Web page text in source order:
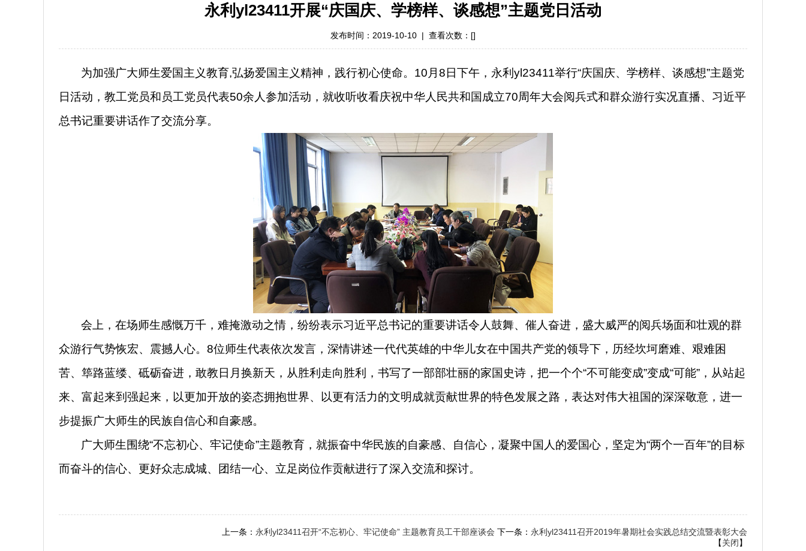
永利yl23411开展“庆国庆、学榜样、谈感想”主题党日活动
发布时间：2019-10-10 | 查看次数：[]
为加强广大师生爱国主义教育,弘扬爱国主义精神，践行初心使命。 10 月8日下午，永利yl23411举行“庆国庆、学榜样、谈感想”主题党
日活动，教工党员和员工党员代表50余人参加活动，就收听收看庆祝中华人民共和国成立70周年大会阅兵式和群众游行实况直播、习近平
总书记重要讲话作了交流分享。
会上，在场师生感慨万千，难掩激动之情，纷纷表示习近平总书记的重要讲话令人鼓舞、催人奋进，盛大威严的阅兵场面和壮观的群
众游行气势恢宏、震撼人心。 8位师生代表依次发言，深情讲述一代代英雄的中华儿女在中国共产党的领导下，历经坎坷磨难、艰难困
苦、筚路蓝缕、砥砺奋进，敢教日月换新天，从胜利走向胜利，书写了一部部壮丽的家国史诗，把一个个“不可能变成”变成“可能”，从站起
来、富起来到强起来，以更加开放的姿态拥抱世界、以更有活力的文明成就贡献世界的特色发展之路，表达对伟大祖国的深深敬意，进一
步提振广大师生的民族自信心和自豪感。
广大师生围绕“不忘初心、牢记使命”主题教育，就振奋中华民族的自豪感、自信心，凝聚中国人的爱国心，坚定为“两个一百年”的目标
而奋斗的信心、更好众志成城、团结一心、立足岗位作贡献进行了深入交流和探讨。
上一条： 永利yl23411召开“不忘初心、牢记使命” 主题教育员工干部座谈会 下一条： 永利yl23411召开2019年暑期社会实践总结交流暨表彰大会
【关闭】